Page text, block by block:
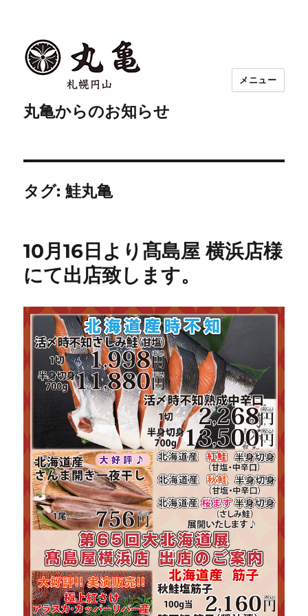
丸亀からのお知らせ
メニュー
タグ:鮭丸亀
10月16日より髙島屋 横浜店様
にて出店致します。